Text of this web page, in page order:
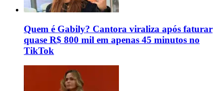
Quem é Gabily? Cantora viraliza após faturar
quase R$ 800 mil em apenas 45 minutos no
TikTok